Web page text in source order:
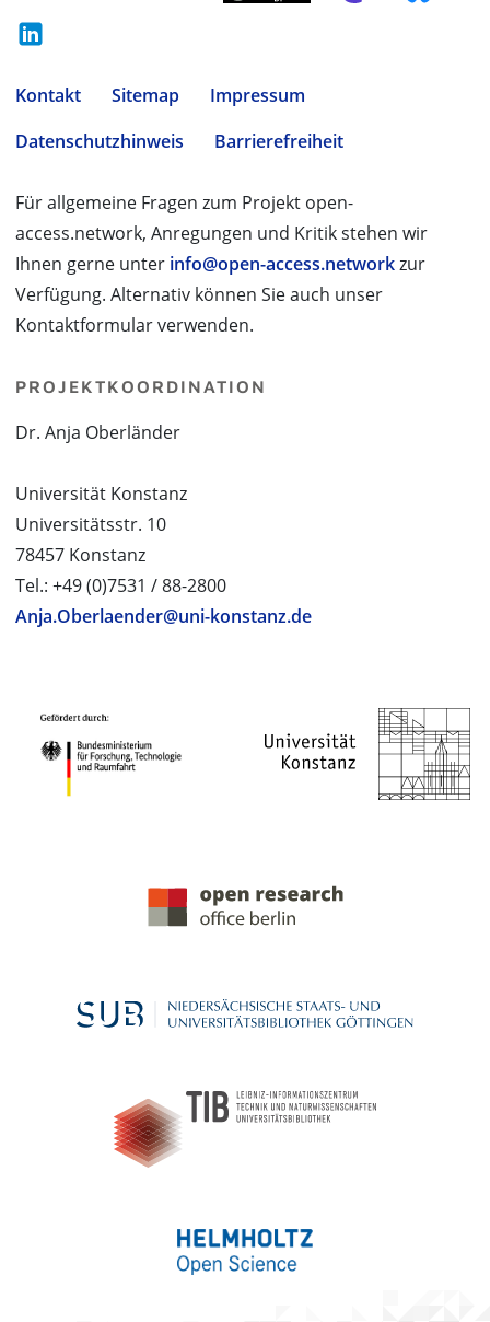
Kontakt Sitemap
Impressum
Datenschutzhinweis
Barrierefreiheit
Für allgemeine Fragen zum Projekt open-
access.network, Anregungen und Kritik stehen wir
Ihnen gerne unter info@open-access.networkzur
Verfügung. Alternativ können Sie auch unser
Kontaktformular verwenden.
PROJEKTKOORDINATION
Dr. Anja Oberländer
Universität Konstanz
Universitätsstr. 10
78457 Konstanz
Tel.: +49 (0)7531 / 88-2800
Anja.Oberlaender@uni-konstanz.de